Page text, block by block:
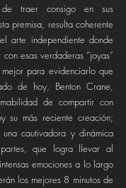
traer consigo en sus
premisa, resulta coherente
arte independiente donde
esas verdaderas “joyas”
para evidenciarlo que
de hoy, Benton Crane,
de compartir con
su más reciente creación;
una cautivadora y dinámica
que logra llevar al
emociones a lo largo
los mejores 8 minutos de